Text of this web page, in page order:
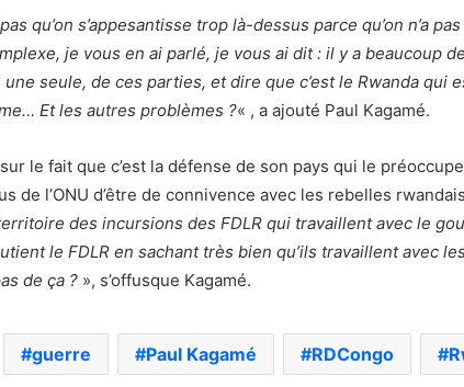
qu’on s’appesantisse trop là-dessus parce qu’on n’a
je vous en ai parlé, je vous ai dit : il y a beaucoup
seule, de ces parties, et dire que c’est le Rwanda qui
Et les autres problèmes ?« , a ajouté Paul Kagamé.
le fait que c’est la défense de son pays qui le
de l’ONU d’être de connivence avec les rebelles
des incursions des FDLR qui travaillent avec le
le FDLR en sachant très bien qu’ils travaillent avec
de ça ? », s’offusque Kagamé.
guerre Paul Kagamé RDCongo